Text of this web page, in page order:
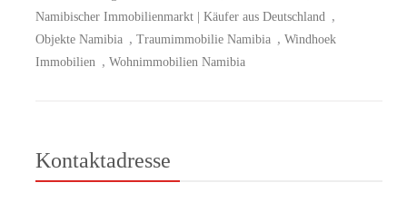
Namibischer Immobilienmarkt | Käufer aus Deutschland ,
Objekte Namibia , Traumimmobilie Namibia , Windhoek
Immobilien , Wohnimmobilien Namibia
Kontaktadresse